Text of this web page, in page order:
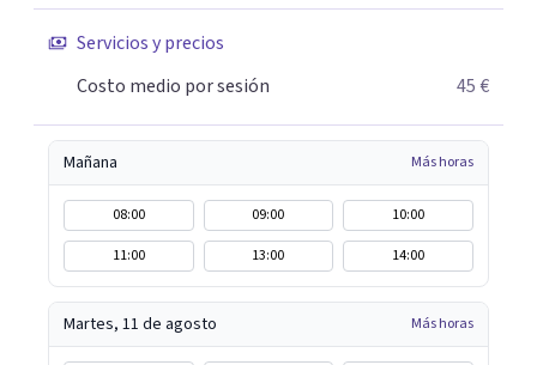
acompañarte. Aquí estoy para escucharte y ayudarte a
descubrir tu propio camino hacia el bienestar.
Servicios y precios
Costo medio por sesión
45 €
Mañana Más horas
08:00 09:00
10:00
11:00
13:00 14:00
Martes, 11 de agosto Más horas